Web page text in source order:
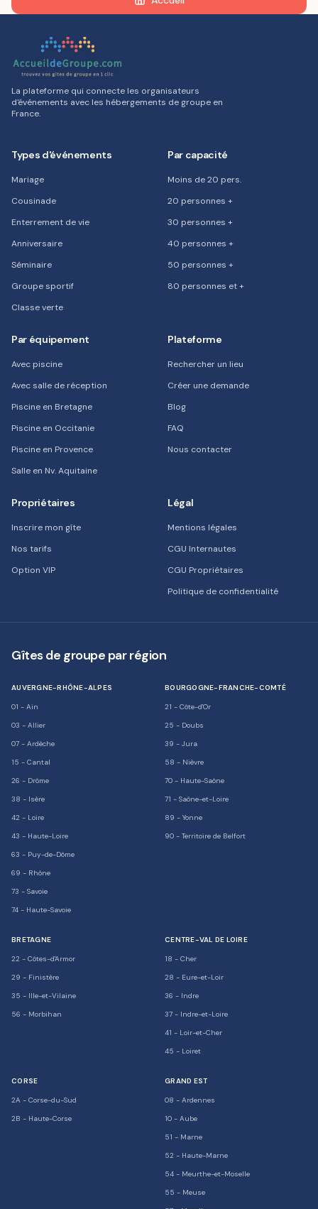
La plateforme qui connecte les organisateurs
d'événements avec les hébergements de groupe en
France.
Types d'événements
Mariage
Cousinade
Enterrement de vie
Anniversaire
Séminaire
Groupe sportif
Classe verte
Par capacité
Moins de 20 pers.
20 personnes +
30 personnes +
40 personnes +
50 personnes +
80 personnes et +
Par équipement
Avec piscine
Avec salle de réception
Piscine en Bretagne
Piscine en Occitanie
Piscine en Provence
Salle en Nv. Aquitaine
Plateforme
Rechercher un lieu
Créer une demande
Blog
FAQ
Nous contacter
Propriétaires
Inscrire mon gîte
Nos tarifs
Option VIP
Légal
Mentions légales
CGU Internautes
CGU Propriétaires
Politique de confidentialité
Gîtes de groupe par région
AUVERGNE-RHÔNE-ALPES
01 - Ain
03 - Allier
07 - Ardèche
15 - Cantal
26 - Drôme
38 - Isère
42 - Loire
43 - Haute-Loire
63 - Puy-de-Dôme
69 - Rhône
73 - Savoie
74 - Haute-Savoie
BOURGOGNE-FRANCHE-COMTÉ
21 - Côte-d'Or
25 - Doubs
39 - Jura
58 - Nièvre
70 - Haute-Saône
71 - Saône-et-Loire
89 - Yonne
90 - Territoire de Belfort
BRETAGNE
22 - Côtes-d'Armor
29 - Finistère
35 - Ille-et-Vilaine
56 - Morbihan
CENTRE-VAL DE LOIRE
18 - Cher
28 - Eure-et-Loir
36 - Indre
37 - Indre-et-Loire
41 - Loir-et-Cher
45 - Loiret
CORSE
2A - Corse-du-Sud
2B - Haute-Corse
GRAND EST
08 - Ardennes
10 - Aube
51 - Marne
52 - Haute-Marne
54 - Meurthe-et-Moselle
55 - Meuse